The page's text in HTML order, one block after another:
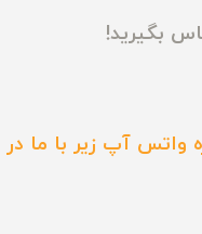
بگیرید!
واتس آپ زیر با ما در